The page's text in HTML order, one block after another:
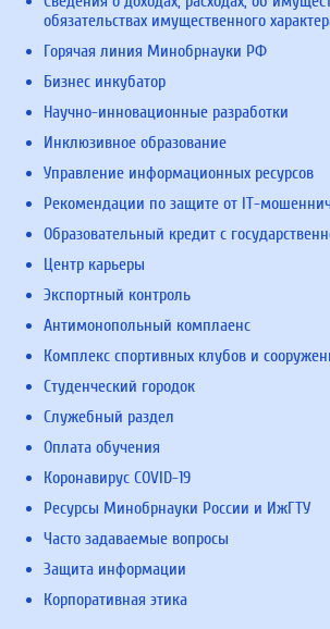
обязательствах имущественного
Горячая линия Минобрнауки РФ
Бизнес инкубатор
Научно-инновационные разработки
Инклюзивное образование
Управление информационных ресурсов
Рекомендации по защите от IT-
Образовательный кредит с
Центр карьеры
Экспортный контроль
Антимонопольный комплаенс
Комплекс спортивных клубов и
Студенческий городок
Служебный раздел
Оплата обучения
Коронавирус COVID-19
Ресурсы Минобрнауки России и ИжГТУ
Часто задаваемые вопросы
Защита информации
Корпоративная этика